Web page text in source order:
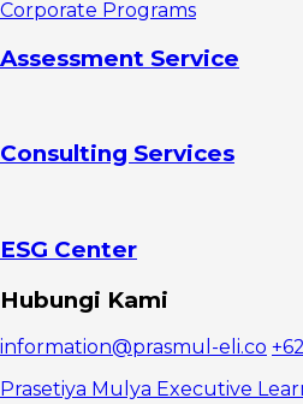
baik
Peningkatan
keyakinan
yang lebih
Corporate Programs
Assessment Service
Consulting Services
ESG Center
Hubungi Kami
information@prasmul-eli.co
Prasetiya Mulya Executive